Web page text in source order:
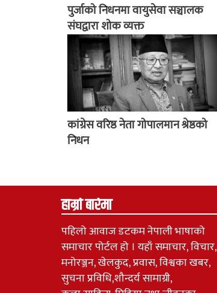
पुर्जाको निधनमा वायुसेवा सञ्चालक
संघद्वारा शोक व्यक्त
कांग्रेस वरिष्ठ नेता गोपालमान श्रेष्ठको
निधन
हाम्रो बारेमा
पहिलो आवाज डटकम नेपाली भाषाको
समाचार पोर्टल हो । यहाँ समाचार, विचार,
मनोरञ्जन, खेलकुद, प्रवास, विश्वका खबर,
सुचना प्रविधि,शौन्दर्य सामाग्री,